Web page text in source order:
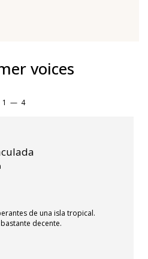
voices
1 — 4
de una isla tropical.
decente.